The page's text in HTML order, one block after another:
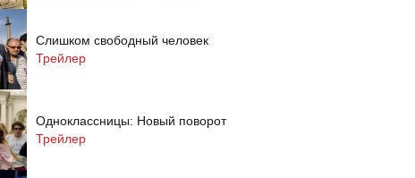
Слишком свободный человек
Трейлер
Одноклассницы: Новый поворот
Трейлер